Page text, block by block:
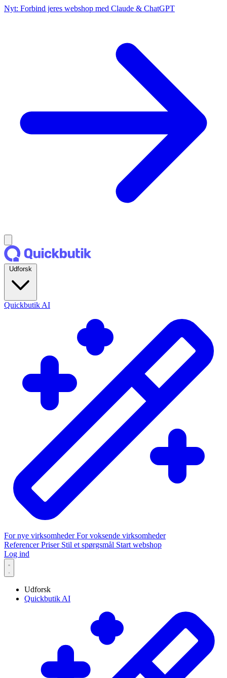
Nyt: Forbind jeres webshop med Claude & ChatGPT
Quickbutik AI
For nye virksomhederFor voksende virksomheder
ReferencerPriser Stil et spørgsmål Start webshop
Log ind
Udforsk
Quickbutik AI